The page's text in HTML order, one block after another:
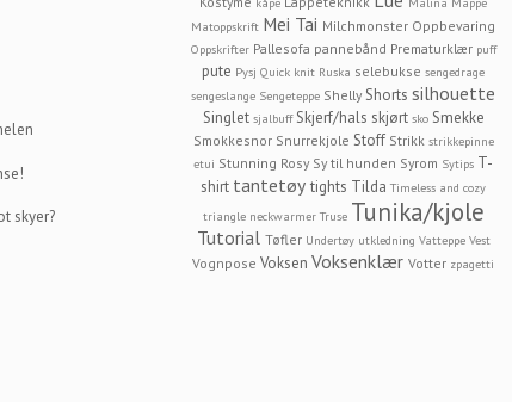
skyer?
Matoppskrift Mei Tai Milchmonster Oppbevaring
Oppskrifter Pallesofa pannebånd Prematurklær puff
pute Pysj Quick knit Ruska selebukse sengedrage
sengeslange Sengeteppe Shelly Shorts silhouette
Singlet sjalbuff Skjerf/hals skjørt sko Smekke
Smokkesnor Snurrekjole Stoff Strikk strikkepinne
etui Stunning Rosy Sy til hunden Syrom Sytips T-
shirt tantetøy tights Tilda Timeless and cozy
triangle neckwarmer Truse Tunika/kjole
Tutorial Tøfler Undertøy utkledning Vatteppe Vest
Vognpose Voksen Voksenklær Votter zpagetti